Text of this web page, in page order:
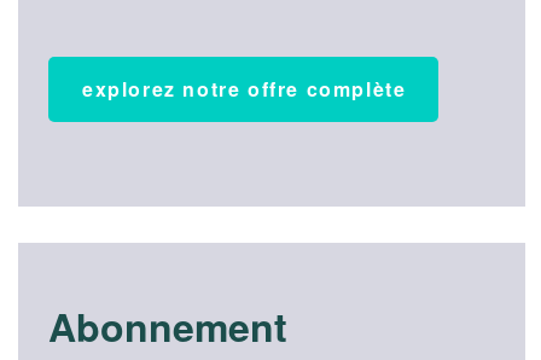
explorez notre offre complète
Abonnement